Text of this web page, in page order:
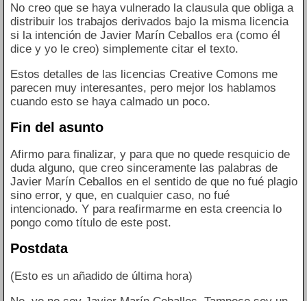
No creo que se haya vulnerado la clausula que obliga a
distribuir los trabajos derivados bajo la misma licencia
si la intención de Javier Marín Ceballos era (como él
dice y yo le creo) simplemente citar el texto.
Estos detalles de las licencias Creative Comons me
parecen muy interesantes, pero mejor los hablamos
cuando esto se haya calmado un poco.
Fin del asunto
Afirmo para finalizar, y para que no quede resquicio de
duda alguno, que creo sinceramente las palabras de
Javier Marín Ceballos en el sentido de que no fué plagio
sino error, y que, en cualquier caso, no fué
intencionado. Y para reafirmarme en esta creencia lo
pongo como título de este post.
Postdata
(Esto es un añadido de última hora)